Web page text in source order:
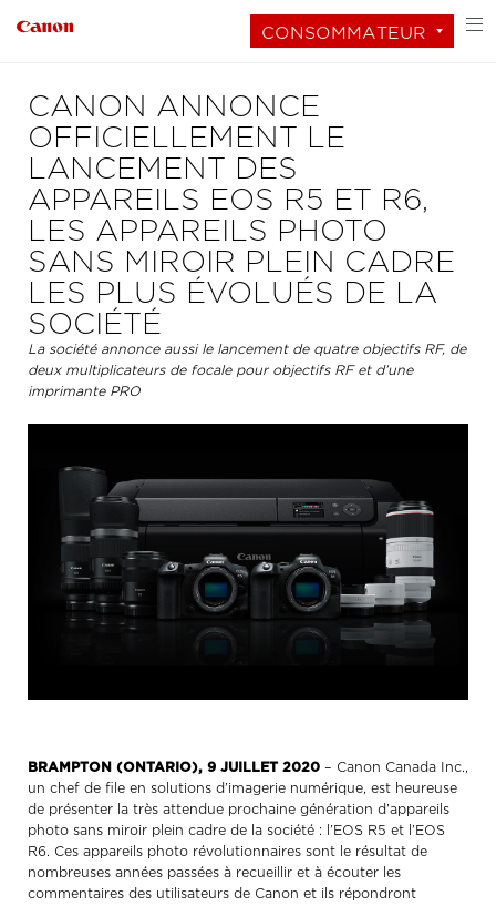
CONSOMMATEUR
CANON ANNONCE
OFFICIELLEMENT LE
LANCEMENT DES
APPAREILS EOS R5 ET R6,
LES APPAREILS PHOTO
SANS MIROIR PLEIN CADRE
LES PLUS ÉVOLUÉS DE LA
SOCIÉTÉ
La société annonce aussi le lancement de quatre objectifs RF, de
deux multiplicateurs de focale pour objectifs RF et d’une
imprimante PRO
BRAMPTON (ONTARIO), 9 JUILLET 2020 – Canon Canada Inc.,
un chef de file en solutions d’imagerie numérique, est heureuse
de présenter la très attendue prochaine génération d’appareils
photo sans miroir plein cadre de la société : l’EOS R5 et l’EOS
R6. Ces appareils photo révolutionnaires sont le résultat de
nombreuses années passées à recueillir et à écouter les
commentaires des utilisateurs de Canon et ils répondront